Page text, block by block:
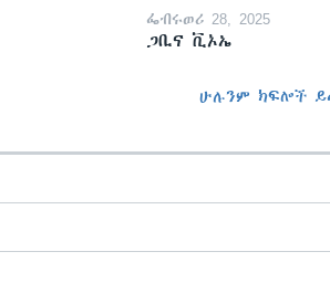
ፌብሩወሪ 28, 2025
ጋቢና ቪኦኤ
ሁሉንም ክፍሎች